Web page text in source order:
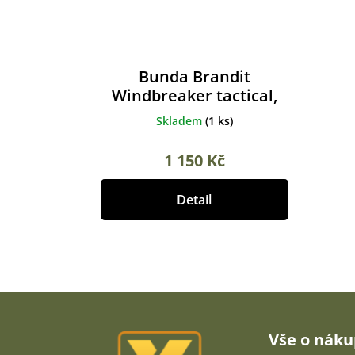
Bunda Brandit
Windbreaker tactical,
multicam
Skladem (1 ks)
1 150 Kč
Detail
Z
Vše o